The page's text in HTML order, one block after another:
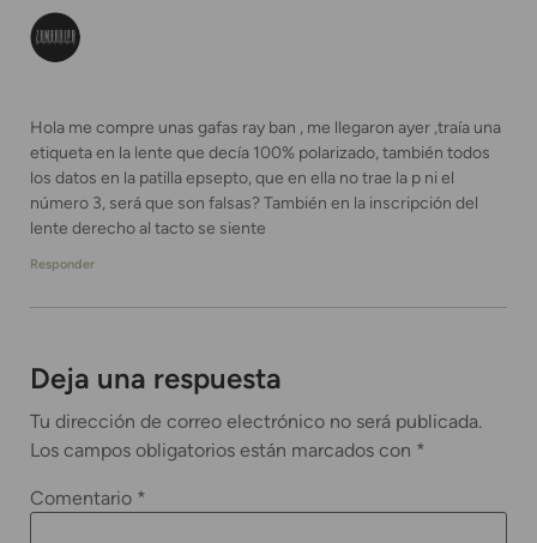
Hola me compre unas gafas ray ban , me llegaron ayer ,traía una
etiqueta en la lente que decía 100% polarizado, también todos
los datos en la patilla epsepto, que en ella no trae la p ni el
número 3, será que son falsas? También en la inscripción del
lente derecho al tacto se siente
Responder
Deja una respuesta
Tu dirección de correo electrónico no será publicada.
Los campos obligatorios están marcados con *
Comentario *